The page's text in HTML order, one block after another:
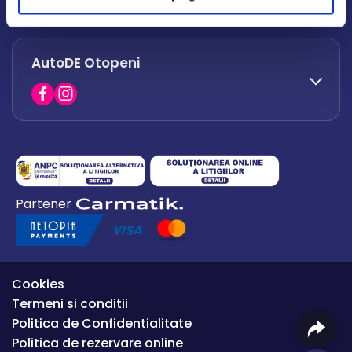
office.afumati@autode.ro
0730 063 852
0730 063 851
AutoDE Otopeni
0754 649 360
office.premium@autode.ro
Partener
Cookies
Termeni si conditii
Politica de Confidentialitate
Politica de rezervare online